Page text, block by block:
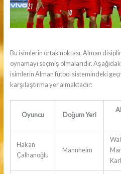
Bu isimlerin ortak noktası, Alman
oynamayı seçmiş olmalarıdır.
isimlerin Alman futbol sistemindeki
karşılaştırma yer almaktadır:
Oyuncu Doğum Yeri
Hakan
Çalhanoğlu
Mannheim